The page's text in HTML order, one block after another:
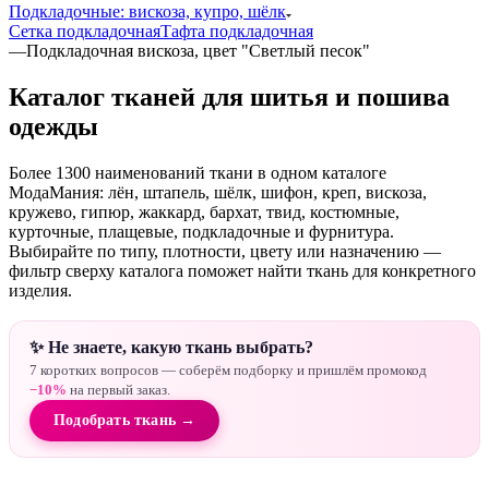
Подкладочные: вискоза, купро, шёлк
Сетка подкладочнаяТафта подкладочная
—Подкладочная вискоза, цвет "Светлый песок"
Каталог тканей для шитья и пошива
одежды
Более 1300 наименований ткани в одном каталоге
МодаМания: лён, штапель, шёлк, шифон, креп, вискоза,
кружево, гипюр, жаккард, бархат, твид, костюмные,
курточные, плащевые, подкладочные и фурнитура.
Выбирайте по типу, плотности, цвету или назначению —
фильтр сверху каталога поможет найти ткань для конкретного
изделия.
✨ Не знаете, какую ткань выбрать?
7 коротких вопросов — соберём подборку и пришлём промокод
−10% на первый заказ.
Подобрать ткань →